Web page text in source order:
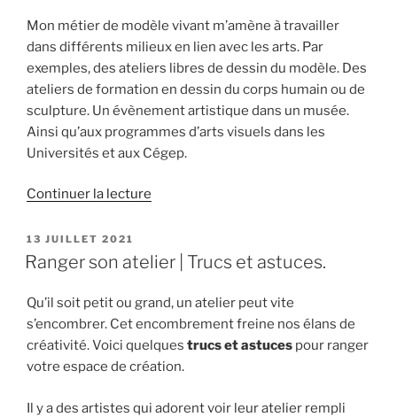
Mon métier de modèle vivant m’amène à travailler
dans différents milieux en lien avec les arts. Par
exemples, des ateliers libres de dessin du modèle. Des
ateliers de formation en dessin du corps humain ou de
sculpture. Un évènement artistique dans un musée.
Ainsi qu’aux programmes d’arts visuels dans les
Universités et aux Cégep.
Continuer la lecture
modèle
Cégep »
PUBLIÉ
LE
13 JUILLET 2021
Ranger son atelier | Trucs et astuces.
Qu’il soit petit ou grand, un atelier peut vite
s’encombrer. Cet encombrement freine nos élans de
créativité. Voici quelques trucs et astuces pour ranger
votre espace de création.
Il y a des artistes qui adorent voir leur atelier rempli